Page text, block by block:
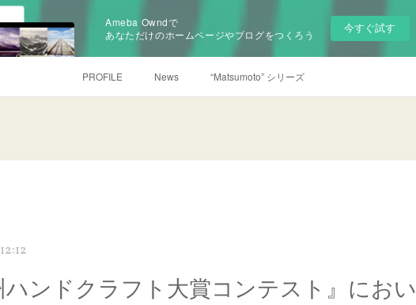
Ameba Owndで
あなただけのホームページやブログをつくろう
今すぐ試す
PROFILE News “Matsumoto” シリーズ
ハンドクラフト大賞コンテスト』におい